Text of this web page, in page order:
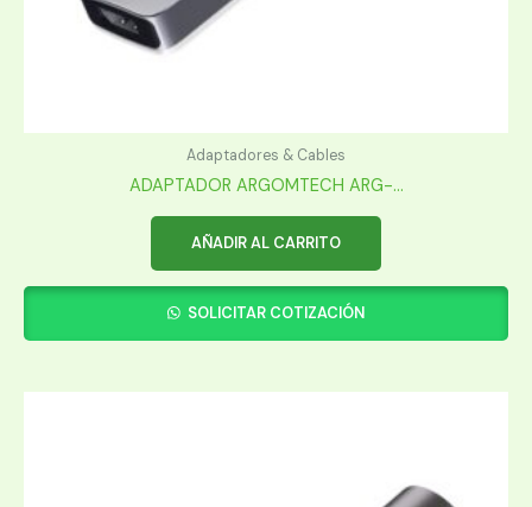
Adaptadores & Cables
ADAPTADOR ARGOMTECH ARG-...
AÑADIR AL CARRITO
SOLICITAR COTIZACIÓN